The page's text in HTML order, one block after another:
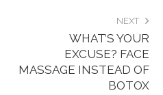
NEXT
WHAT’S YOUR
EXCUSE? FACE
MASSAGE INSTEAD OF
BOTOX